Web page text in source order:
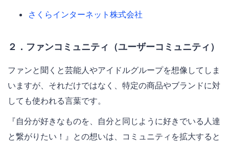
さくらインターネット株式会社
２．ファンコミュニティ（ユーザーコミュニティ）
ファンと聞くと芸能人やアイドルグループを想像してしま
いますが、それだけではなく、特定の商品やブランドに対
しても使われる言葉です。
『自分が好きなものを、自分と同じように好きでいる人達
と繋がりたい！』との想いは、コミュニティを拡大すると